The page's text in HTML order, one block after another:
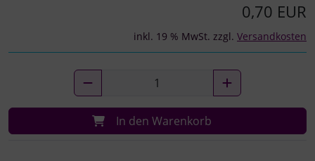
0,70 EUR
inkl. 19 % MwSt. zzgl. Versandkosten
In den Warenkorb